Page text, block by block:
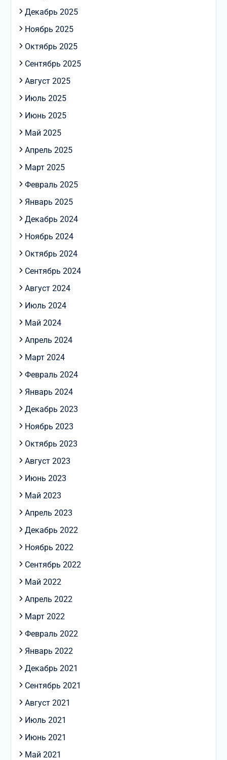
Декабрь 2025
Ноябрь 2025
Октябрь 2025
Сентябрь 2025
Август 2025
Июль 2025
Июнь 2025
Май 2025
Апрель 2025
Март 2025
Февраль 2025
Январь 2025
Декабрь 2024
Ноябрь 2024
Октябрь 2024
Сентябрь 2024
Август 2024
Июль 2024
Май 2024
Апрель 2024
Март 2024
Февраль 2024
Январь 2024
Декабрь 2023
Ноябрь 2023
Октябрь 2023
Август 2023
Июнь 2023
Май 2023
Апрель 2023
Декабрь 2022
Ноябрь 2022
Сентябрь 2022
Май 2022
Апрель 2022
Март 2022
Февраль 2022
Январь 2022
Декабрь 2021
Сентябрь 2021
Август 2021
Июль 2021
Июнь 2021
Май 2021